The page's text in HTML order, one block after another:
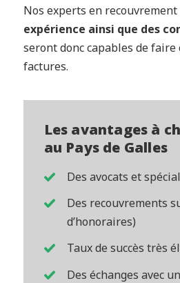
Nos experts en recouvrement
expérience ainsi que des
seront donc capables de
factures.
Les avantages à
au Pays de Galles
Des avocats et
Des recouvrements
d’honoraires)
Taux de succès très
Des échanges avec